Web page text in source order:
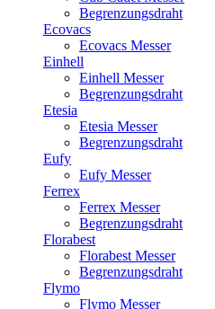
Begrenzungsdraht
Ecovacs
Ecovacs Messer
Einhell
Einhell Messer
Begrenzungsdraht
Etesia
Etesia Messer
Begrenzungsdraht
Eufy
Eufy Messer
Ferrex
Ferrex Messer
Begrenzungsdraht
Florabest
Florabest Messer
Begrenzungsdraht
Flymo
Flymo Messer